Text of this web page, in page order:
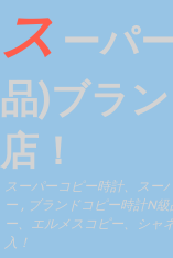
ス ーパ
品)ブラ
店！
スーパーコピー時計、スー
ー , ブランドコピー時計N
ー、エルメスコピー、シャ
入！